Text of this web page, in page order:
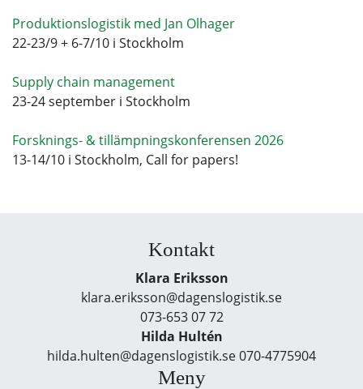
Produktionslogistik med Jan Olhager
22-23/9 + 6-7/10 i Stockholm
Supply chain management
23-24 september i Stockholm
Forsknings- & tillämpningskonferensen 2026
13-14/10 i Stockholm, Call for papers!
Kontakt
Klara Eriksson
klara.eriksson@dagenslogistik.se
073-653 07 72
Hilda Hultén
hilda.hulten@dagenslogistik.se 070-4775904
Meny